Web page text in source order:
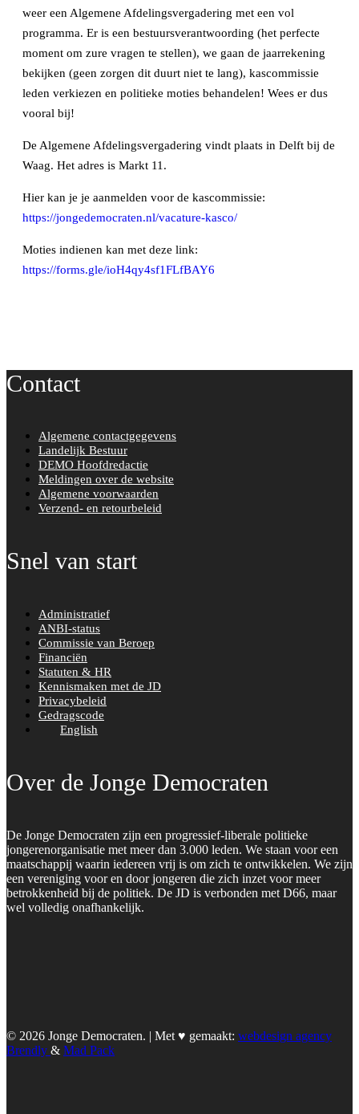
weer een Algemene Afdelingsvergadering met een vol
programma. Er is een bestuursverantwoording (het perfecte
moment om zure vragen te stellen), we gaan de jaarrekening
bekijken (geen zorgen dit duurt niet te lang), kascommissie
leden verkiezen en politieke moties behandelen! Wees er dus
vooral bij!
De Algemene Afdelingsvergadering vindt plaats in Delft bij de
Waag. Het adres is Markt 11.
Hier kan je je aanmelden voor de kascommissie:
https://jongedemocraten.nl/vacature-kasco/
Moties indienen kan met deze link:
https://forms.gle/ioH4qy4sf1FLfBAY6
Contact
Algemene contactgegevens
Landelijk Bestuur
DEMO Hoofdredactie
Meldingen over de website
Algemene voorwaarden
Verzend- en retourbeleid
Snel van start
Administratief
ANBI-status
Commissie van Beroep
Financiën
Statuten & HR
Kennismaken met de JD
Privacybeleid
Gedragscode
English
Over de Jonge Democraten
De Jonge Democraten zijn een progressief-liberale politieke
jongerenorganisatie met meer dan 3.000 leden. We staan voor een
maatschappij waarin iedereen vrij is om zich te ontwikkelen. We zijn
een vereniging voor en door jongeren die zich inzet voor meer
betrokkenheid bij de politiek. De JD is verbonden met D66, maar
wel volledig onafhankelijk.
© 2026 Jonge Democraten. | Met ♥︎ gemaakt: webdesign agency
Brendly & Mad Pack